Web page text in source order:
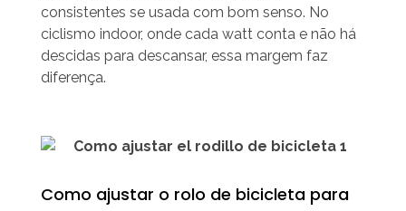
consistentes se usada com bom senso. No
ciclismo indoor, onde cada watt conta e não há
descidas para descansar, essa margem faz
diferença.
Como ajustar o rolo de bicicleta para